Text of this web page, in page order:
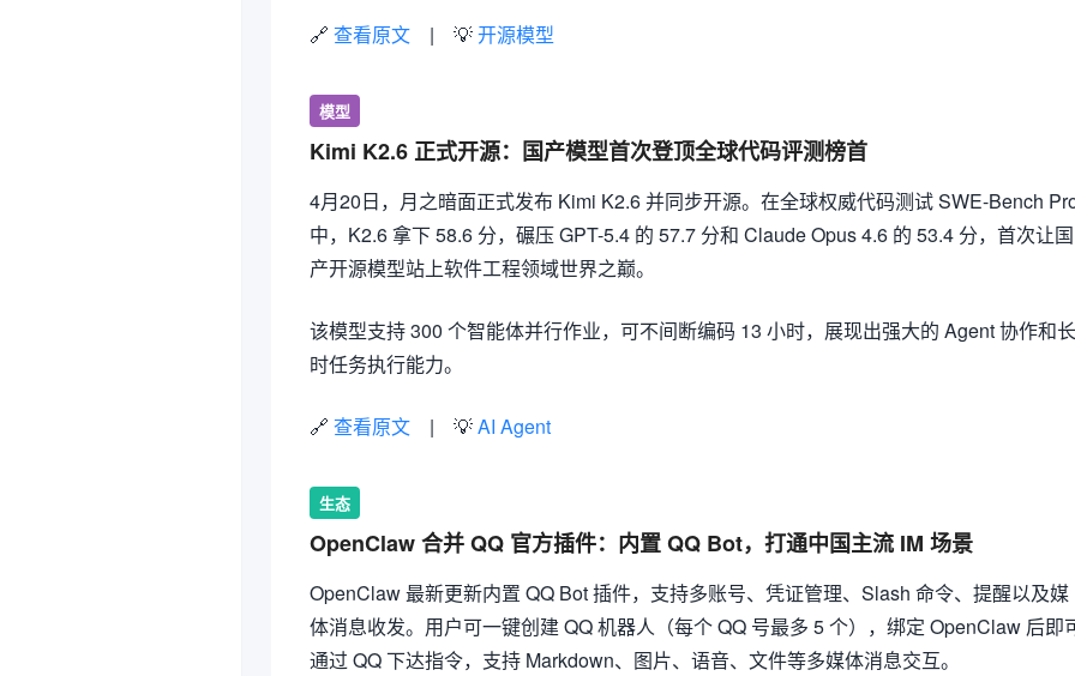
🔗 查看原文 | 💡开源模型
模型
Kimi K2.6 正式开源：国产模型首次登顶全球代码评测榜首
4月20日，月之暗面正式发布 Kimi K2.6 并同步开源。在全球权威代码测试 SWE-Bench
中，K2.6 拿下 58.6 分，碾压 GPT-5.4 的 57.7 分和 Claude Opus 4.6 的 53.4 分，首次让国
产开源模型站上软件工程领域世界之巅。
该模型支持 300 个智能体并行作业，可不间断编码 13 小时，展现出强大的 Agent 协作和长
时任务执行能力。
🔗 查看原文 | 💡AI Agent
生态
OpenClaw 合并 QQ 官方插件：内置 QQ Bot，打通中国主流 IM 场景
OpenClaw 最新更新内置 QQ Bot 插件，支持多账号、凭证管理、Slash 命令、提醒以及媒
体消息收发。用户可一键创建 QQ 机器人（每个 QQ 号最多 5 个），绑定 OpenClaw 后即
通过 QQ 下达指令，支持 Markdown、图片、语音、文件等多媒体消息交互。